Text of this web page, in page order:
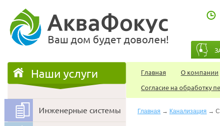
Ваш дом будет доволен!
Главная О компании
Согласие на обработку
Главная → Канализация →
Наши услуги
Инженерные системы